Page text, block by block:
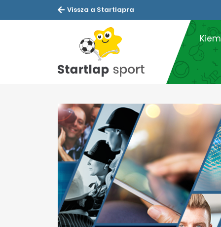
Vissza a Startlapra